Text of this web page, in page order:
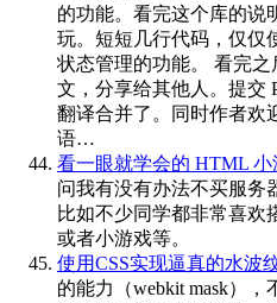
的功能。看完这个库的说
玩。短短几行代码，仅仅
状态管理的功能。 看完
文，分享给其他人。提交
翻译合并了。同时作者欢
语…
看一眼就学会的 HTML 小
问我有没有办法不买服务
比如不少同学都非常喜欢
或者小游戏等。
使用CSS实现逼真的水波
的能力（webkit mask）